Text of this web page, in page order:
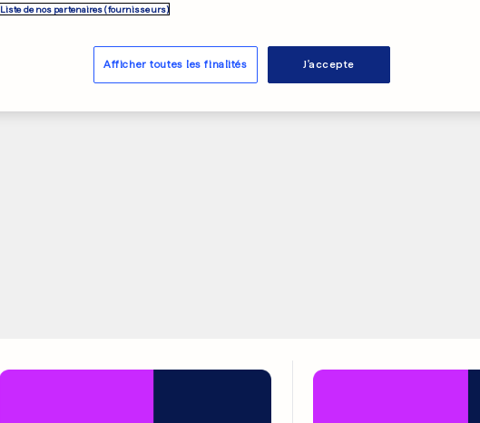
aux Pikes
0
Liste de nos partenaires (fournisseurs)
Afficher toutes les finalités J'accepte